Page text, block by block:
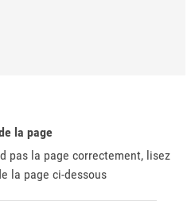
la page
pas la page correctement, lisez
la page ci-dessous